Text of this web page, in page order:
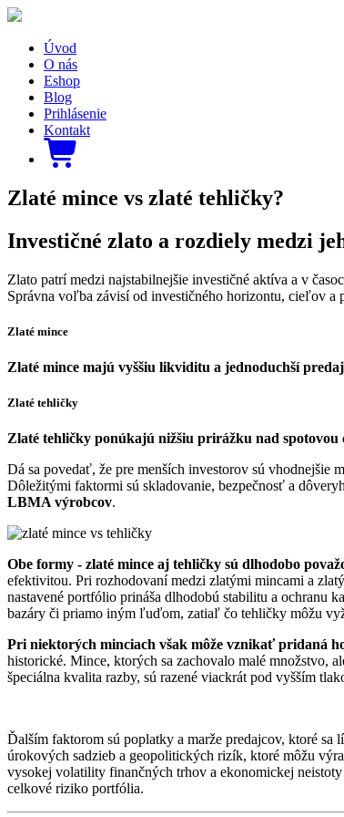
Úvod
O nás
Eshop
Blog
Prihlásenie
Kontakt
Zlaté mince vs zlaté tehličky?
Investičné zlato a rozdiely medzi
Zlato patrí medzi najstabilnejšie investičné aktíva a v
Správna voľba závisí od investičného horizontu, cieľov a
Zlaté mince
Zlaté mince majú vyššiu likviditu a jednoduchší predaj
Zlaté tehličky
Zlaté tehličky ponúkajú nižšiu prirážku nad spotovou
Dá sa povedať, že pre menších investorov sú
Dôležitými faktormi sú skladovanie, bezpečnosť a
LBMA výrobcov.
Obe formy - zlaté mince aj tehličky sú dlhodobo
efektivitou. Pri rozhodovaní medzi zlatými mincami a
nastavené portfólio prináša dlhodobú stabilitu a ochranu
bazáry či priamo iným ľuďom, zatiaľ čo tehličky môžu
Pri niektorých minciach však môže vznikať pridaná
historické. Mince, ktorých sa zachovalo malé množstvo,
špeciálna kvalita razby, sú razené viackrát pod vyšším
Ďalším faktorom sú poplatky a marže predajcov, ktoré
úrokových sadzieb a geopolitických rizík, ktoré môžu
vysokej volatility finančných trhov a ekonomickej
celkové riziko portfólia.